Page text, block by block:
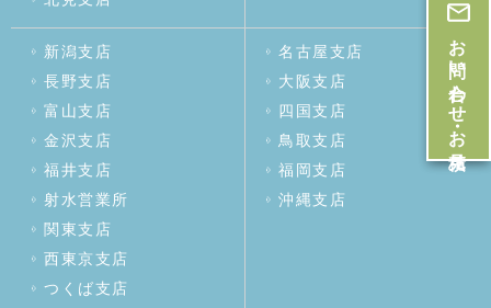
新潟支店
長野支店
富山支店
金沢支店
福井支店
射水営業所
関東支店
西東京支店
つくば支店
名古屋支店
大阪支店
四国支店
鳥取支店
福岡支店
沖縄支店
お問い合わせ・お見積